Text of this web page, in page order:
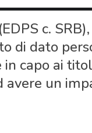
c.
di dato
in capo ai
avere un